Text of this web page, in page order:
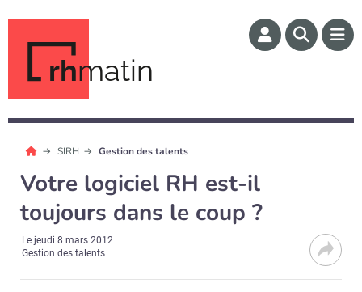
rhmatin
SIRH Gestion des talents
Votre logiciel RH est-il
toujours dans le coup ?
Lejeudi 8 mars 2012
Gestion des talents